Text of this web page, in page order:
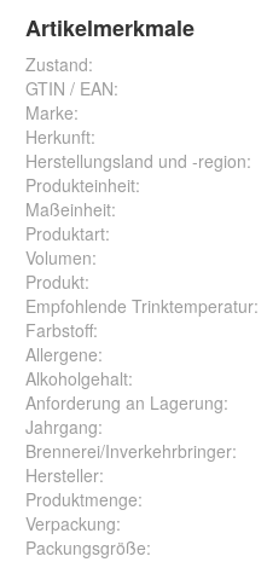
Artikelmerkmale
Zustand:
GTIN / EAN:
Marke:
Herkunft:
Herstellungsland und -region:
Produkteinheit:
Maßeinheit:
Produktart:
Volumen:
Produkt:
Empfohlende Trinktemperatur:
Farbstoff:
Allergene:
Alkoholgehalt:
Anforderung an Lagerung:
Jahrgang:
Brennerei/Inverkehrbringer:
Hersteller:
Produktmenge:
Verpackung:
Packungsgröße: